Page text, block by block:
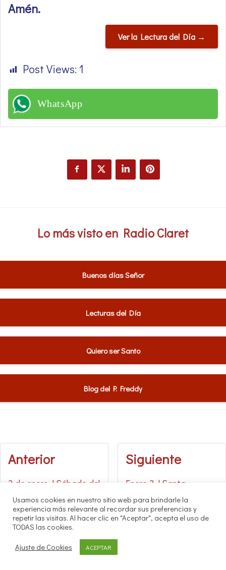
Amén.
Ver la Lectura del Día →
Post Views: 1
WhatsApp
Lo más visto en Radio Claret
Buenos días Señor
Lecturas del Día
Quiero ser Santo
Blog del P. Freddy
Anterior
3 de enero | Sábado del
tiempo de Navidad
Siguiente
Enero 3 | Santa
Genoveva
Usamos cookies en nuestro sitio web para brindarle la
experiencia más relevante al recordar sus preferencias y
repetir las visitas. Al hacer clic en "Aceptar", acepta el uso de
TODAS las cookies.
Ajuste de Cookies ACEPTAR